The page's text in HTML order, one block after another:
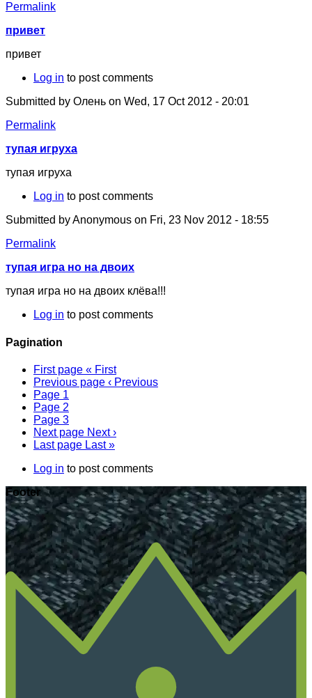
Permalink
привет
привет
Log in to post comments
Submitted by Олень on Wed, 17 Oct 2012 - 20:01
Permalink
тупая игруха
тупая игруха
Log in to post comments
Submitted byAnonymous on Fri, 23 Nov 2012 - 18:55
Permalink
тупая игра но на двоих
тупая игра но на двоих клёва!!!
Log in to post comments
Pagination
First page « First
Previous page ‹ Previous
Page 1
Page 2
Page 3
Next page Next ›
Last page Last »
Log in to post comments
Footer